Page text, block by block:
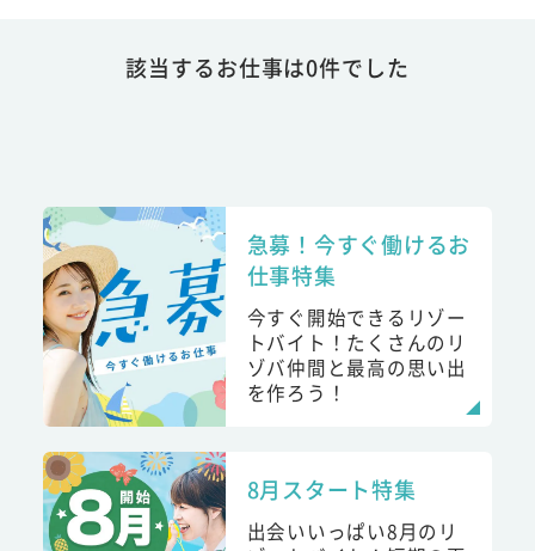
該当するお仕事は0件でした
急募！今すぐ働けるお
仕事特集
今すぐ開始できるリゾー
トバイト！たくさんのリ
ゾバ仲間と最高の思い出
を作ろう！
8月スタート特集
出会いいっぱい8月のリ